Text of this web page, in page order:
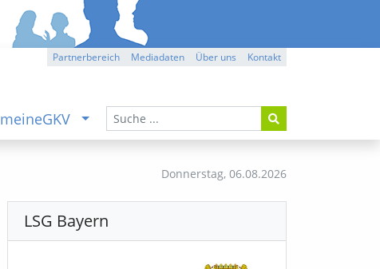
Partnerbereich Mediadaten Über uns Kontakt
meineGKV
Donnerstag, 06.08.2026
LSG Bayern